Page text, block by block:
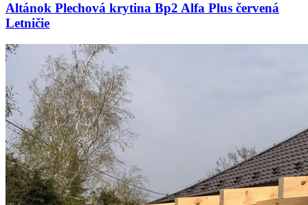
Altánok Plechová krytina Bp2 Alfa Plus červená
Letničie